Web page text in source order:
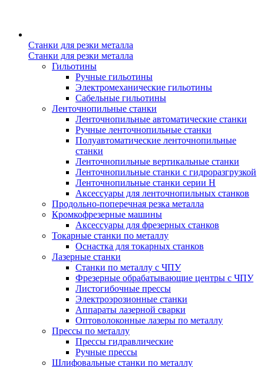
Станки для резки металла
Станки для резки металла
Гильотины
Ручные гильотины
Электромеханические гильотины
Сабельные гильотины
Ленточнопильные станки
Ленточнопильные автоматические станки
Ручные ленточнопильные станки
Полуавтоматические ленточнопильные
станки
Ленточнопильные вертикальные станки
Ленточнопильные станки с гидроразгрузкой
Ленточнопильные станки серии H
Аксессуары для ленточнопильных станков
Продольно-поперечная резка металла
Кромкофрезерные машины
Аксессуары для фрезерных станков
Токарные станки по металлу
Оснастка для токарных станков
Лазерные станки
Станки по металлу с ЧПУ
Фрезерные обрабатывающие центры с ЧПУ
Листогибочные прессы
Электроэрозионные станки
Аппараты лазерной сварки
Оптоволоконные лазеры по металлу
Прессы по металлу
Прессы гидравлические
Ручные прессы
Шлифовальные станки по металлу